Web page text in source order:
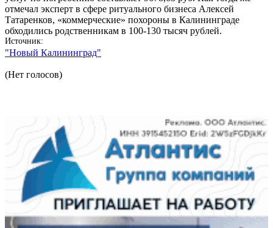
отмечал эксперт в сфере ритуального бизнеса Алексей
Татаренков, «коммерческие» похороны в Калининграде
обходились родственникам в 100-130 тысяч рублей.
Источник
"Новый Калининград"
(Нет голосов)